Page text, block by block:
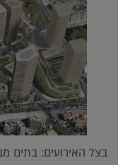
בצל האירועים: בתים